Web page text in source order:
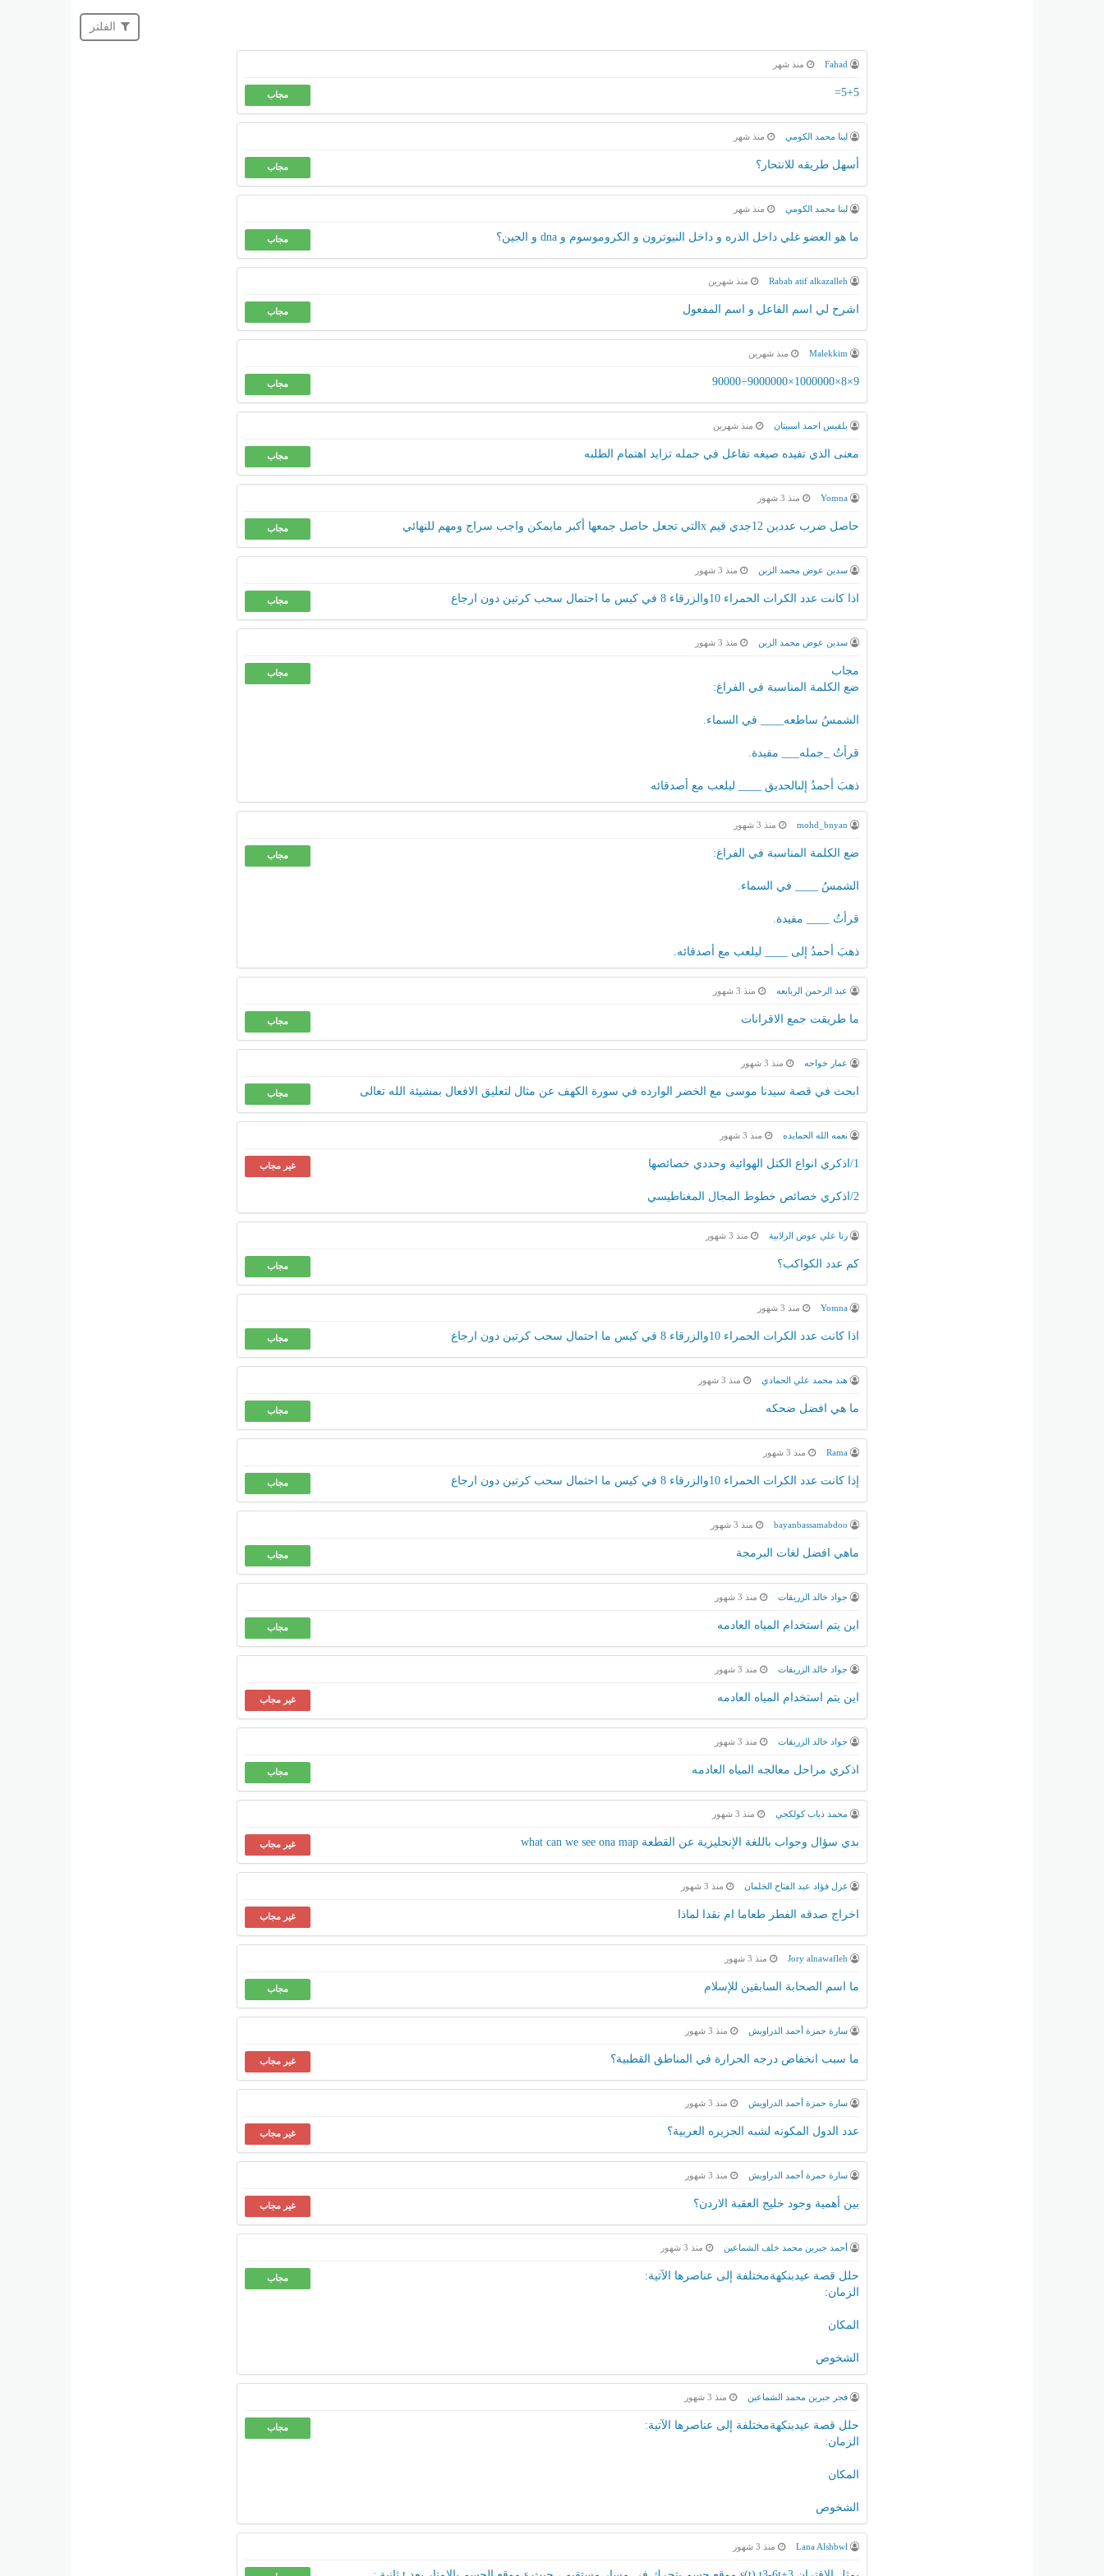
الفلتر
Fahad منذ شهر
مجاب 5+5=
لينا محمد الكومي منذ شهر
مجاب أسهل طريقه للانتحار؟
لينا محمد الكومي منذ شهر
مجاب ما هو العضو غلي داخل الذره و داخل النيوترون و الكروموسوم و dna و الجين؟
Rabah atif alkazalleh منذ شهرين
مجاب اشرح لي اسم الفاعل و اسم المفعول
Malekkim منذ شهرين
مجاب 9×8×1000000×9000000÷90000
بلقيس احمد اسبيتان منذ شهرين
مجاب معنى الذي تفيده صيغه تفاعل في جمله تزايد اهتمام الطلبه
Yomna منذ 3 شهور
مجاب حاصل ضرب عددين 12جدي قيم xالتي تجعل حاصل جمعها أكبر مايمكن واجب سراج ومهم للنهائي
سدين عوض محمد الزبن منذ 3 شهور
مجاب اذا كانت عدد الكرات الحمراء 10والزرقاء 8 في كيس ما احتمال سحب كرتين دون ارجاع
سدين عوض محمد الزبن منذ 3 شهور
مجاب
مجاب
ضع الكلمة المناسبة في الفراغ:
الشمسُ ساطعه____ في السماء.
قرأتُ _جمله___ مفيدة.
ذهبَ أحمدُ إلىالحديق ____ ليلعب مع أصدقائه
mohd_bnyan منذ 3 شهور
مجاب ضع الكلمة المناسبة في الفراغ:
الشمسُ ____ في السماء.
قرأتُ ____ مفيدة.
ذهبَ أحمدُ إلى ____ ليلعب مع أصدقائه.
عبد الرحمن الربابعه منذ 3 شهور
مجاب ما طريقت جمع الاقرانات
عمار خواجه منذ 3 شهور
مجاب ابحث في قصة سيدنا موسى مع الخضر الوارده في سورة الكهف عن مثال لتعليق الافعال بمشيئة الله تعالى
نعمه الله الحمايده منذ 3 شهور
غير مجاب 1/اذكري انواع الكتل الهوائية وحددي خصائصها
2/اذكري خصائص خطوط المجال المغناطيسي
رنا علي عوض الزلابية منذ 3 شهور
مجاب كم عدد الكواكب؟
Yomna منذ 3 شهور
مجاب اذا كانت عدد الكرات الحمراء 10والزرقاء 8 في كيس ما احتمال سحب كرتين دون ارجاع
هند محمد علي الحمادي منذ 3 شهور
مجاب ما هي افضل ضحكه
Rama منذ 3 شهور
مجاب إذا كانت عدد الكرات الحمراء 10والزرقاء 8 في كيس ما احتمال سحب كرتين دون ارجاع
bayanbassamabdoo منذ 3 شهور
مجاب ماهي افضل لغات البرمجة
جواد خالد الزريقات منذ 3 شهور
مجاب اين يتم استخدام المياه العادمه
جواد خالد الزريقات منذ 3 شهور
غير مجاب اين يتم استخدام المياه العادمه
جواد خالد الزريقات منذ 3 شهور
مجاب اذكري مراحل معالجه المياه العادمه
محمد ذياب كولكجي منذ 3 شهور
غير مجاب بدي سؤال وجواب باللغة الإنجليزية عن القطعة what can we see ona map
غزل فؤاد عبد الفتاح الخلمان منذ 3 شهور
غير مجاب اخراج صدقه الفطر طعاما ام نقدا لماذا
Jory alnawafleh منذ 3 شهور
مجاب ما اسم الصحابة السابقين للإسلام
سارة حمزة أحمد الدراويش منذ 3 شهور
غير مجاب ما سبب انخفاض درجه الحرارة في المناطق القطبية؟
سارة حمزة أحمد الدراويش منذ 3 شهور
غير مجاب عدد الدول المكونه لشبه الجزيره العربية؟
سارة حمزة أحمد الدراويش منذ 3 شهور
غير مجاب بين أهمية وجود خليج العقبة الاردن؟
أحمد جبرين محمد خلف الشماعين منذ 3 شهور
مجاب
حلل قصة عيدبنكهةمختلفة إلى عناصرها الآتية:
الزمان:
المكان
الشخوص
فجر جبرين محمد الشماعين منذ 3 شهور
مجاب
حلل قصة عيدبنكهةمختلفة إلى عناصرها الآتية:
الزمان:
المكان
الشخوص
Lana Alshbwl منذ 3 شهور